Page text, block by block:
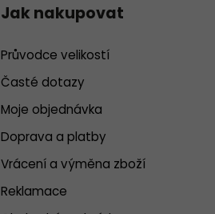
Jak nakupovat
Průvodce velikostí
Časté dotazy
Moje objednávka
Doprava a platby
Vrácení a výměna zboží
Reklamace